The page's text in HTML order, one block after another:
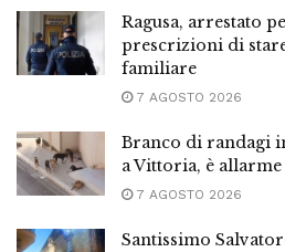
Ragusa, arrestato
prescrizioni di
familiare
7 AGOSTO 2026
Branco di randagi
a Vittoria, è allarme
7 AGOSTO 2026
Santissimo